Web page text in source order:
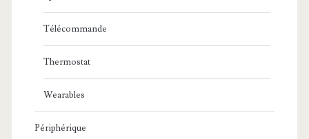
Télécommande
Thermostat
Wearables
Périphérique